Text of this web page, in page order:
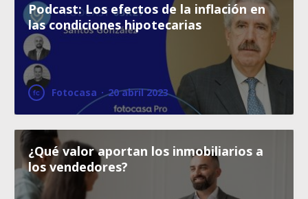
Podcast: Los efectos de la inflación en
las condiciones hipotecarias
Fotocasa · 20 abril 2023
¿Qué valor aportan los inmobiliarios a
los vendedores?